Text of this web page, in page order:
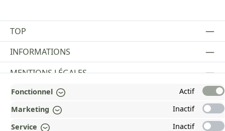
TOP
INFORMATIONS
MENTIONS LÉGALES
PAYMENT AND SHIPPING METHODS
RÉCOMPENSÉ ET CERTIFIÉ !
Fonctionnel
Actif
Marketing
Inactif
Service
Inactif